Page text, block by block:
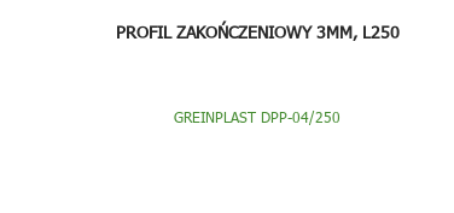
PROFIL ZAKOŃCZENIOWY 3MM, L250
GREINPLAST DPP-04/250